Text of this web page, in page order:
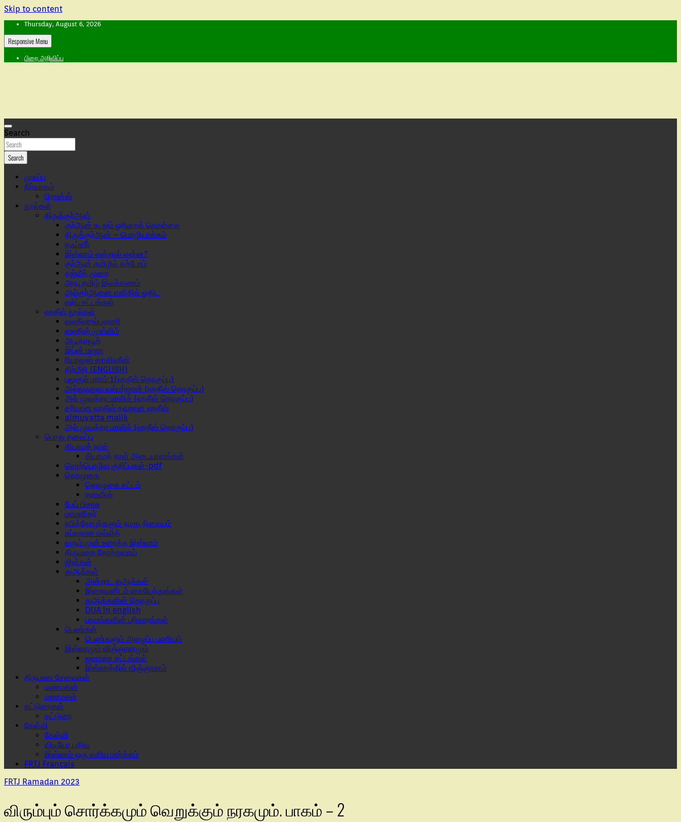
Skip to content
Thursday, August 6, 2026
Responsive Menu
பிறை அறிவிப்பு
Search
Search
முகப்பு
நிர்வாகம்
பிரான்ஸ்
நூல்கள்
திருக்குர்ஆன்
குர்ஆன் கூறும் ஓரிறைக் கொள்கை
திருக்குர்ஆன் – மொழியாக்கம்
தஃப்ஸீர்
இஸ்லாம் என்றால் என்ன?
குர்ஆன் தமிழில் கற்போம்
தஜ்வீத் முறை
அரபு தமிழ் இலக்கணம்
அல்குர்ஆனை எளிதில் ஓதிட
ஷர்ப் சட்டங்கள்
ஹதீஸ் நூல்கள்
ஷஹீஹுல்புஹாரி
ஸஹீஹ் முஸ்லிம்
அபூதாவூத்
இப்ன் மாஜா
ரியாலுஸ் ஸாலிஹீன்
திர்மீதி (ENGLISH)
புலுகுல் மராம் 1(ஹதீஸ் தொகுப்பு)
அல்லுஃலுவு வல்மர்ஜான் (ஹதீஸ் தொகுப்பு)
அல் முவத்தா மாலிக் (ஹதீஸ் தொகுப்பு)
சரியான ஹதீஸ் தவறான ஹதீஸ்
almuvatta malik
அல் முவத்தா மாலிக் (ஹதீஸ் தொகுப்பு)
பொது தலைப்பு
கியாமத் நாள்
கியாமத் நாள் அடையாளங்கள்
சொற்பொழிவு குறிப்புகள்-pdf
தொழுகை
தொழுகை சட்டம்
தராவீஹ்
பேய் பிசாசு
மாமனிதர்
நபித்தோழர்களும் நமது நிலையும்
சுப்ஹான மவ்லித்
வரும் முன் உரைத்த இஸ்லாம்
திருமறை தோற்றுவாய்
ஜின்கள்
துஆக்கள்
அன்றாட துஆக்கள்
இறைவனிடம் கையேந்துங்கள்
துஆக்களின் தொகுப்பு
DUA in english
பாவங்களின் பரிகாரங்கள்
பெண்கள்
பெண்களும் அழைப்பு பணியும்
இஸ்லாமும் விஞ்ஞானமும்
ஜனாஸா சட்டங்கள்
இஸ்லாத்தில் விஞ்ஞானம்
திருமண சேவைகள்
மணமகன்
மணமகள்
கட்டுரைகள்
கட்டுரை
கேள்வி
கேள்வி
விடியோ பதிவு
இஸ்லாம் ஒரு எளிய மார்க்கம்
FRTJ Français
FRTJ Ramadan 2023
விரும்பும் சொர்க்கமும் வெறுக்கும் நரகமும். பாகம் – 2